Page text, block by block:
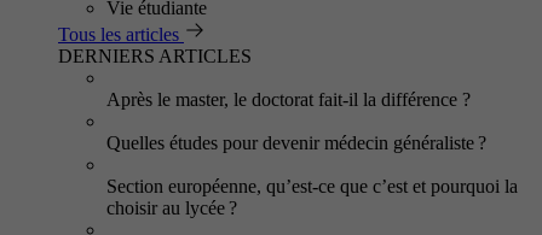
Vie étudiante
Tous les articles
DERNIERS ARTICLES
Après le master, le doctorat fait-il la différence ?
Quelles études pour devenir médecin généraliste ?
Section européenne, qu’est-ce que c’est et pourquoi la
choisir au lycée ?